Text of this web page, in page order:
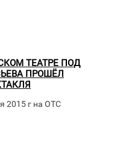
ТЕАТРЕ ПОД
ПРОШЁЛ
2015 г на ОТС